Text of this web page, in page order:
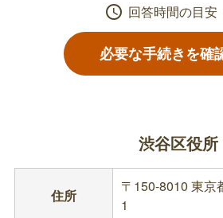
schedule 回答時間の目安
必要な手続きを確
渋谷区役所
住所
〒150-8010 東京
1